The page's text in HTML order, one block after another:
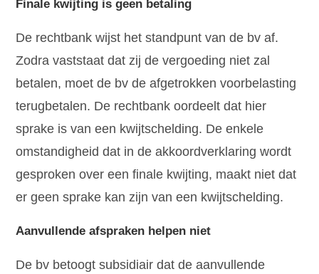
Finale kwijting is geen betaling
De rechtbank wijst het standpunt van de bv af.
Zodra vaststaat dat zij de vergoeding niet zal
betalen, moet de bv de afgetrokken voorbelasting
terugbetalen. De rechtbank oordeelt dat hier
sprake is van een kwijtschelding. De enkele
omstandigheid dat in de akkoordverklaring wordt
gesproken over een finale kwijting, maakt niet dat
er geen sprake kan zijn van een kwijtschelding.
Aanvullende afspraken helpen niet
De bv betoogt subsidiair dat de aanvullende